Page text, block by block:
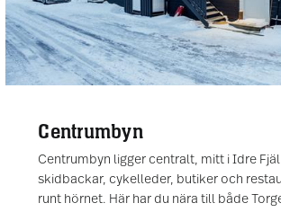
Centrumbyn
Centrumbyn ligger centralt, mitt i Idre
skidbackar, cykelleder, butiker och
runt hörnet. Här har du nära till både